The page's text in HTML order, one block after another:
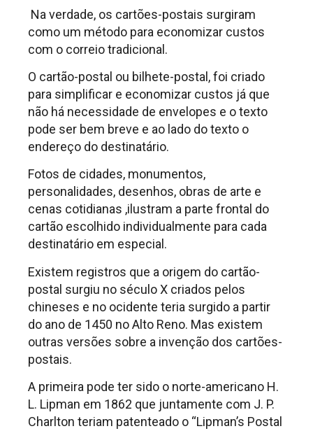
Na verdade, os cartões-postais surgiram
como um método para economizar custos
com o correio tradicional.
O cartão-postal ou bilhete-postal, foi criado
para simplificar e economizar custos já que
não há necessidade de envelopes e o texto
pode ser bem breve e ao lado do texto o
endereço do destinatário.
Fotos de cidades, monumentos,
personalidades, desenhos, obras de arte e
cenas cotidianas ,ilustram a parte frontal do
cartão escolhido individualmente para cada
destinatário em especial.
Existem registros que a origem do cartão-
postal surgiu no século X criados pelos
chineses e no ocidente teria surgido a partir
do ano de 1450 no Alto Reno. Mas existem
outras versões sobre a invenção dos cartões-
postais.
A primeira pode ter sido o norte-americano H.
L. Lipman em 1862 que juntamente com J. P.
Charlton teriam patenteado o “Lipman’s Postal